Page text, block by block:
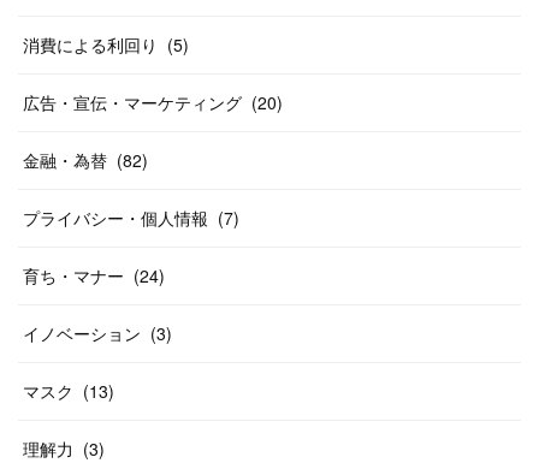
消費による利回り (5)
広告・宣伝・マーケティング (20)
金融・為替 (82)
プライバシー・個人情報 (7)
育ち・マナー (24)
イノベーション (3)
マスク (13)
理解力 (3)